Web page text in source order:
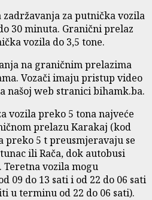
za putnička vozila
30 minuta. Granični prelaz
vozila do 3,5 tone.
na graničnim prelazima
Vozači imaju pristup video
našoj web stranici bihamk.ba.
vozila preko 5 tona najveće
prelazu Karakaj (kod
preko 5 t preusmjeravaju se
ili Rača, dok autobusi
Teretna vozila mogu
09 do 13 sati i od 22 do 06 sati
u terminu od 22 do 06 sati).